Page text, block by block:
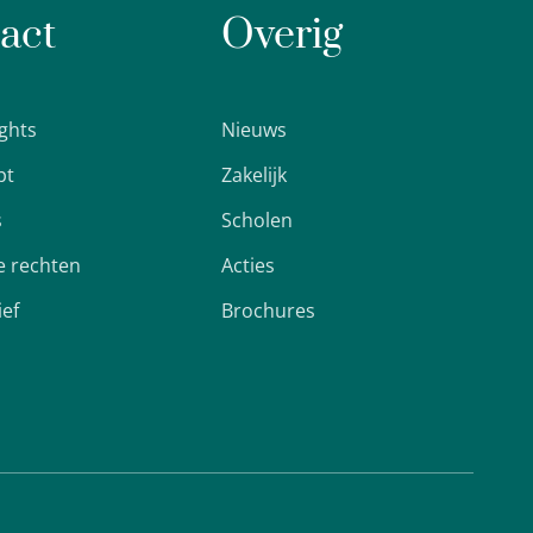
rechten
Overig
Nieuws
Zakelijk
Scholen
Acties
Brochures